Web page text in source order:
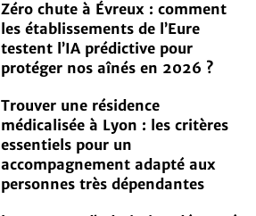
Zéro chute à Évreux : comment
les établissements de l’Eure
testent l’IA prédictive pour
protéger nos aînés en 2026 ?
Trouver une résidence
médicalisée à Lyon : les critères
essentiels pour un
accompagnement adapté aux
personnes très dépendantes